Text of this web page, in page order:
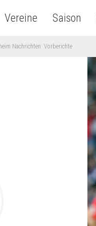
Vereine Saison
Nachrichten Vorberichte